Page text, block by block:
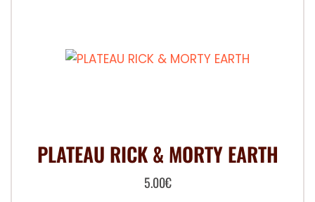
PLATEAU RICK & MORTY EARTH
5.00€